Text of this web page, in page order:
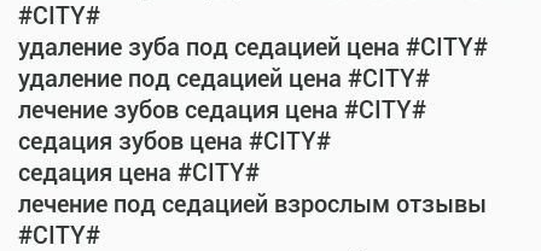
#CITY#
удаление зуба под седацией цена #CITY#
удаление под седацией цена #CITY#
лечение зубов седация цена #CITY#
седация зубов цена #CITY#
седация цена #CITY#
лечение под седацией взрослым отзывы
#CITY#